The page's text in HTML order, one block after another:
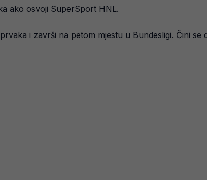
ako osvoji SuperSport HNL.
i završi na petom mjestu u Bundesligi. Čini se